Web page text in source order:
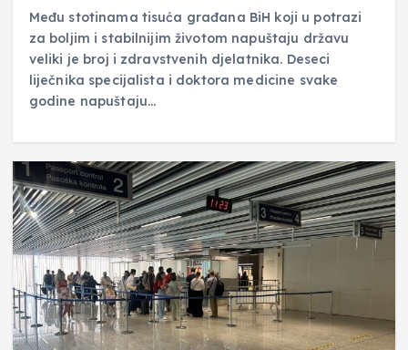
Među stotinama tisuća građana BiH koji u potrazi
za boljim i stabilnijim životom napuštaju državu
veliki je broj i zdravstvenih djelatnika. Deseci
liječnika specijalista i doktora medicine svake
godine napuštaju…